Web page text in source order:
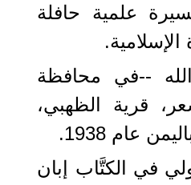
علمية حافلة
--في محافظة
قرية الظهبي،
عام 1938.
في الكتَّاب إبان